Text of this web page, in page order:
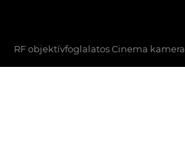
RF objektívfoglalatos Cinema kamera